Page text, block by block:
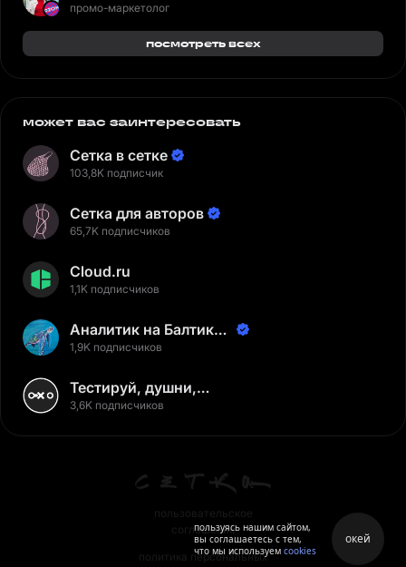
промо-маркетолог
посмотреть всех
может вас заинтересовать
Сетка в сетке
103,8K подписчик
Сетка для авторов
65,7K подписчиков
Cloud.ru
1,1K подписчиков
Аналитик на Балтике |
Неверов Станислав
1,9K подписчиков
Тестируй, душни,
наслаждайся
3,6K подписчиков
пользовательское
соглашение
политика персональных
пользуясь нашим сайтом,
вы соглашаетесь с тем,
что мы используем cookies
окей